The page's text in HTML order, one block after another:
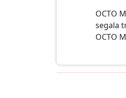
OCTO
segala
OCTO